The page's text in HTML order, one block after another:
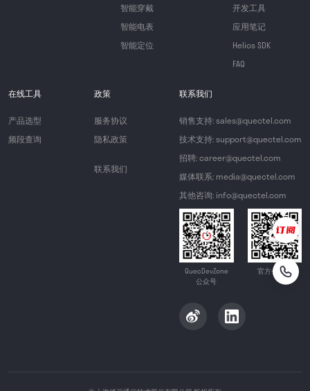
智能穿戴
智能电表
智能定位
开发工具
应用笔记
Helios SDK
FAQ
在线工具
产品选型
频段查询
政策
服务协议
隐私政策
联系我们
联系我们
销售支持: sales@quectel.com
技术支持: support@quectel.com
招聘: career@quectel.com
媒体联系: media@quectel.com
其他咨询: info@quectel.com
QuecDevZone
公众号
官方公众号